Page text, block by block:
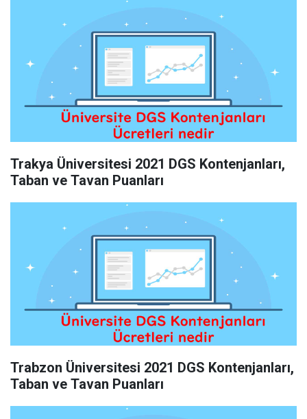
Trakya Üniversitesi 2021 DGS Kontenjanları,
Taban ve Tavan Puanları
Trabzon Üniversitesi 2021 DGS Kontenjanları,
Taban ve Tavan Puanları